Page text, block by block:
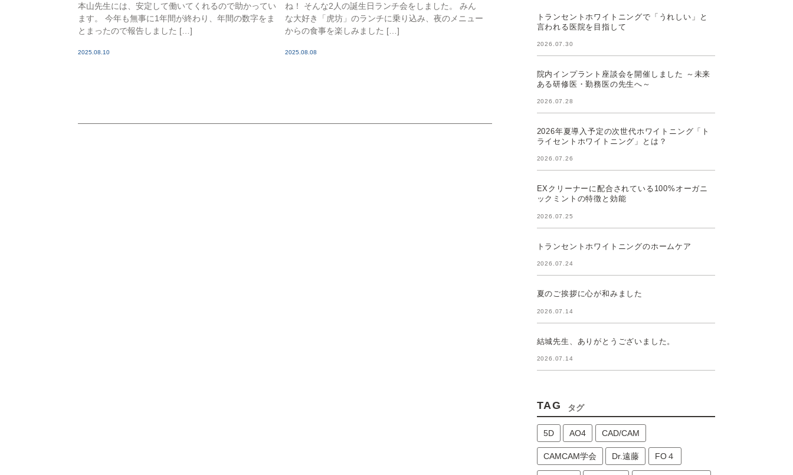
本山先生には、安定して働いてくれるので助かってい
ます。 今年も無事に1年間が終わり、年間の数字をま
とまったので報告しました […]
2025.08.10
ね！ そんな2人の誕生日ランチ会をしました。 みん
な大好き「虎坊」のランチに乗り込み、夜のメニュー
からの食事を楽しみました […]
2025.08.08
トランセントホワイトニングで「うれしい」と
言われる医院を目指して
2026.07.30
院内インプラント座談会を開催しました ～未来
ある研修医・勤務医の先生へ～
2026.07.28
2026年夏導入予定の次世代ホワイトニング「ト
ライセントホワイトニング」とは？
2026.07.26
EXクリーナーに配合されている100%オーガニ
ックミントの特徴と効能
2026.07.25
トランセントホワイトニングのホームケア
2026.07.24
夏のご挨拶に心が和みました
2026.07.14
結城先生、ありがとうございました。
2026.07.14
TAG タグ
5D AO4 CAD/CAM
CAMCAM学会 Dr.遠藤 FO４